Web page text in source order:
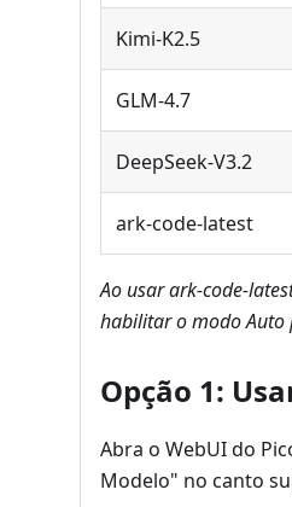
Kimi-K2.5
GLM-4.7
DeepSeek-V3.2
ark-code-latest
Ao usar ark-code-
habilitar o modo Auto
Opção 1:
Abra o WebUI do
Modelo" no canto